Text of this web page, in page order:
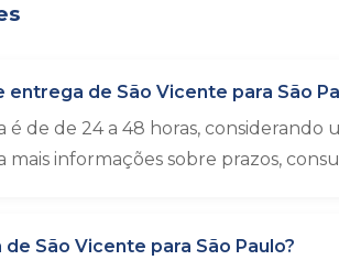
de São Vicente para São
de de 24 a 48 horas,
mais informações sobre prazos,
São Vicente para São Paulo?